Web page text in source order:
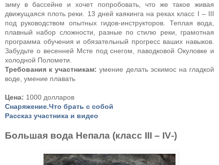
зиму в бассейне и хочет попробовать, что же такое живая
движущаяся плоть реки. 13 дней каякинга на реках класс I – III
под руководством опытных гидов-инструкторов. Теплая вода,
плавный набор сложности, разные по стилю реки, грамотная
программа обучения и обязательный прогресс ваших навыков.
Забудьте о весенней Мсте под снегом, паводковой Окуловке и
холодной Поломети.
Требования к участникам: умение делать эскимос на гладкой
воде, умение плавать
Цена: 1000 долларов
Снаряжение.Что брать с собой
Рассказ участника и видео
Большая вода Непала (класс III – IV-)